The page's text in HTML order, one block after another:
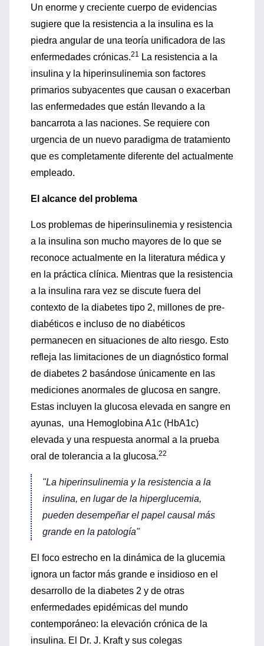
Un enorme y creciente cuerpo de evidencias
sugiere que la resistencia a la insulina es la
piedra angular de una teoría unificadora de las
enfermedades crónicas.21 La resistencia a la
insulina y la hiperinsulinemia son factores
primarios subyacentes que causan o exacerban
las enfermedades que están llevando a la
bancarrota a las naciones. Se requiere con
urgencia de un nuevo paradigma de tratamiento
que es completamente diferente del actualmente
empleado.
El alcance del problema
Los problemas de hiperinsulinemia y resistencia
a la insulina son mucho mayores de lo que se
reconoce actualmente en la literatura médica y
en la práctica clínica. Mientras que la resistencia
a la insulina rara vez se discute fuera del
contexto de la diabetes tipo 2, millones de pre-
diabéticos e incluso de no diabéticos
permanecen en situaciones de alto riesgo. Esto
refleja las limitaciones de un diagnóstico formal
de diabetes 2 basándose únicamente en las
mediciones anormales de glucosa en sangre.
Estas incluyen la glucosa elevada en sangre en
ayunas, una Hemoglobina A1c (HbA1c)
elevada y una respuesta anormal a la prueba
oral de tolerancia a la glucosa.22
"La hiperinsulinemia y la resistencia a la
insulina, en lugar de la hiperglucemia,
pueden desempeñar el papel causal más
grande en la patología"
El foco estrecho en la dinámica de la glucemia
ignora un factor más grande e insidioso en el
desarrollo de la diabetes 2 y de otras
enfermedades epidémicas del mundo
contemporáneo: la elevación crónica de la
insulina. El Dr. J. Kraft y sus colegas